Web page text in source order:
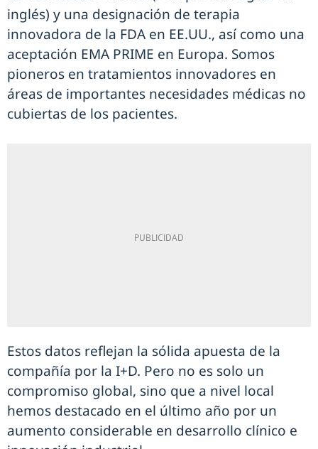
inglés) y una designación de terapia
innovadora de la FDA en EE.UU., así como una
aceptación EMA PRIME en Europa. Somos
pioneros en tratamientos innovadores en
áreas de importantes necesidades médicas no
cubiertas de los pacientes.
Estos datos reflejan la sólida apuesta de la
compañía por la I+D. Pero no es solo un
compromiso global, sino que a nivel local
hemos destacado en el último año por un
aumento considerable en desarrollo clínico e